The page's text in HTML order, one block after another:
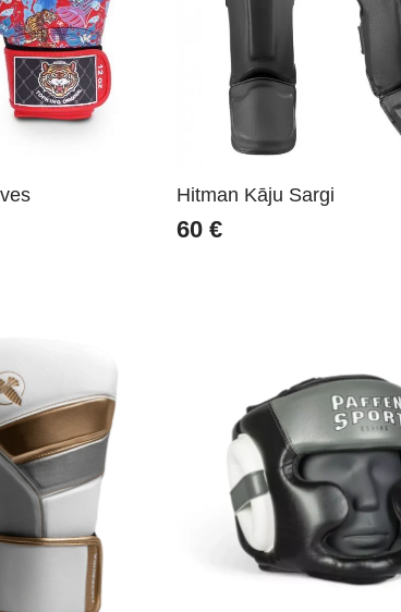
Hitman Kāju Sargi
60 €